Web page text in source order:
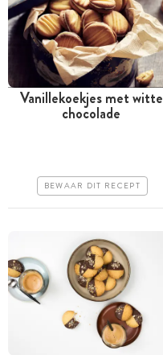
Minder dan 30 minuten
Erg makkelijk
Vanillekoekjes met witte
chocolade
BEWAAR DIT RECEPT